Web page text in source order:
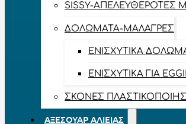
SISSY-ΑΠΕΛΕΥΘΕΡΟΤΈΣ
ΔΟΛΏΜΑΤΑ-ΜΑΛΆΓΡΕΣ
ΕΝΙΣΧΥΤΙΚΆ
ΕΝΙΣΧΥΤΙΚΆ ΓΙΑ
ΣΚΌΝΕΣ
ΑΞΕΣΟΥΆΡ ΑΛΙΕΊΑΣ